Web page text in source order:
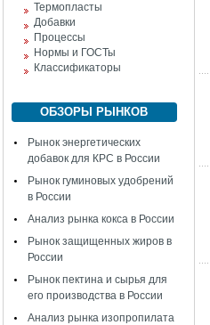
Термопласты
Добавки
Процессы
Нормы и ГОСТы
Классификаторы
ОБЗОРЫ РЫНКОВ
Рынок энергетических
добавок для КРС в России
Рынок гуминовых удобрений
в России
Анализ рынка кокса в России
Рынок защищенных жиров в
России
Рынок пектина и сырья для
его производства в России
Анализ рынка изопропилата